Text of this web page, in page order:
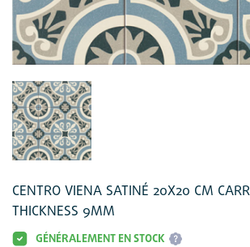
CENTRO VIENA SATINÉ 20X20 CM
THICKNESS 9MM
GÉNÉRALEMENT EN STOCK